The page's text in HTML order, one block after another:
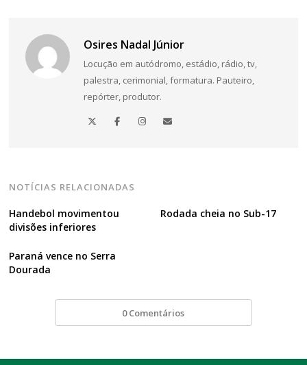
Osires Nadal Júnior
Locução em autódromo, estádio, rádio, tv,
palestra, cerimonial, formatura. Pauteiro,
repórter, produtor.
NOTÍCIAS RELACIONADAS
Handebol movimentou
divisões inferiores
Rodada cheia no Sub-17
Paraná vence no Serra
Dourada
0 Comentários
Navegação